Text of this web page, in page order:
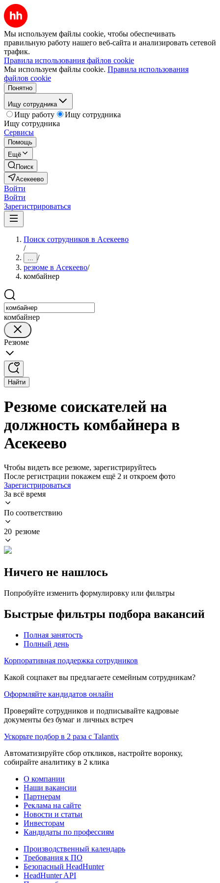
Мы используем файлы cookie, чтобы обеспечивать
правильную работу нашего веб-сайта и анализировать сетевой
трафик.
Правила использования файлов cookie
Мы используем файлы cookie. Правила использования
файлов cookie
Понятно
Ищу сотрудника
Ищу работу
Ищу сотрудника
Ищу сотрудника
Сервисы
Помощь
Ещё
Поиск
Асекеево
Войти
Войти
Зарегистрироваться
Поиск сотрудников в Асекеево
/
... /
резюме в Асекеево/
комбайнер
комбайнер
Резюме
Найти
Резюме соискателей на
должность комбайнера в
Асекеево
Чтобы видеть все резюме, зарегистрируйтесь
После регистрации покажем ещё 2 и откроем фото
Зарегистрироваться
За всё время
По соответствию
20 резюме
Ничего не нашлось
Попробуйте изменить формулировку или фильтры
Быстрые фильтры подбора вакансий
Полная занятость
Полный день
Корпоративная поддержка сотрудников
Какой соцпакет вы предлагаете семейным сотрудникам?
Оформляйте кандидатов онлайн
Проверяйте сотрудников и подписывайте кадровые
документы без бумаг и личных встреч
Ускорьте подбор в 2 раза с Talantix
Автоматизируйте сбор откликов, настройте воронку,
собирайте аналитику в 2 клика
О компании
Наши вакансии
Партнерам
Реклама на сайте
Новости и статьи
Инвесторам
Кандидаты по профессиям
Производственный календарь
Требования к ПО
Безопасный HeadHunter
HeadHunter API